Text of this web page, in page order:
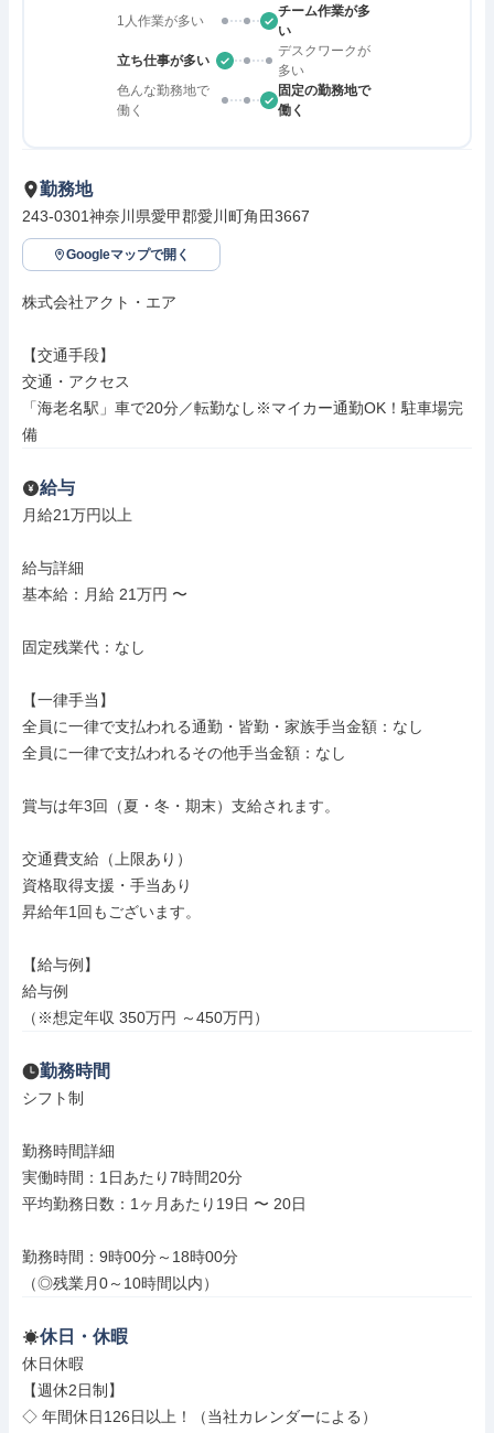
1人作業が多い
チーム作業が多
い
立ち仕事が多い
デスクワークが
多い
色んな勤務地で
働く
固定の勤務地で
働く
勤務地
243-0301神奈川県愛甲郡愛川町角田3667
Googleマップで開く
株式会社アクト・エア
【交通手段】
交通・アクセス
「海老名駅」車で20分／転勤なし※マイカー通勤OK！駐車場完
備
給与
月給21万円以上
給与詳細
基本給：月給 21万円 〜
固定残業代：なし
【一律手当】
全員に一律で支払われる通勤・皆勤・家族手当金額：なし
全員に一律で支払われるその他手当金額：なし
賞与は年3回（夏・冬・期末）支給されます。
交通費支給（上限あり）
資格取得支援・手当あり
昇給年1回もございます。
【給与例】
給与例
（※想定年収 350万円 ～450万円）
勤務時間
シフト制
勤務時間詳細
実働時間：1日あたり7時間20分
平均勤務日数：1ヶ月あたり19日 〜 20日
勤務時間：9時00分～18時00分
（◎残業月0～10時間以内）
休日・休暇
休日休暇
【週休2日制】
◇ 年間休日126日以上！（当社カレンダーによる）